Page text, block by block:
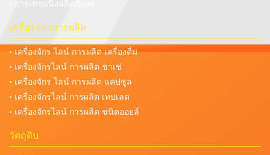
• การเทรนนิ่งผลิตภัณฑ์
เครื่องจักรการผลิต
• เครื่องจักร ไลน์ การผลิต เครื่องดื่ม
• เครื่องจักรไลน์ การผลิต ชาเช่
• เครื่องจักร ไลน์ การผลิต แคปซูล
• เครื่องจักรไลน์ การผลิต เทปเลต
• เครื่องจักรไลน์ การผลิต ชนิดออยล์
วัตถุดิบ